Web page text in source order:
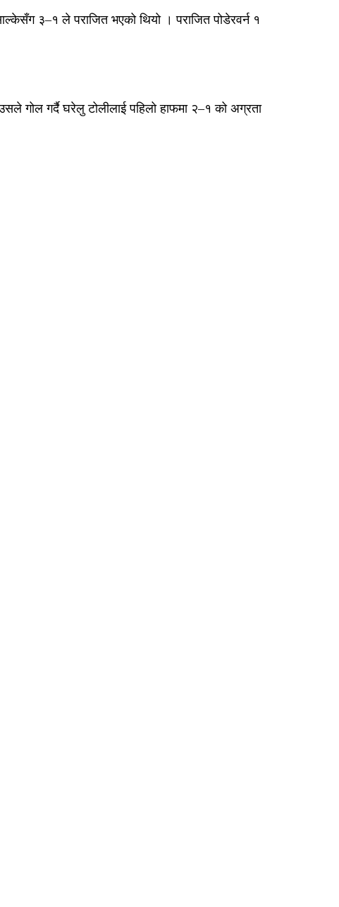
३–१ ले पराजित भएको थियो । पराजित पोडेरवर्न १
गोल गर्दै घरेलु टोलीलाई पहिलो हाफमा २–१ को अग्रता